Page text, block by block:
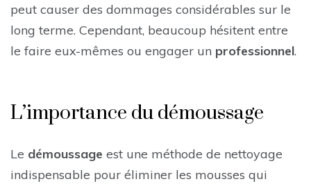
peut causer des dommages considérables sur le
long terme. Cependant, beaucoup hésitent entre
le faire eux-mêmes ou engager un professionnel.
L’importance du démoussage
Le démoussage est une méthode de nettoyage
indispensable pour éliminer les mousses qui